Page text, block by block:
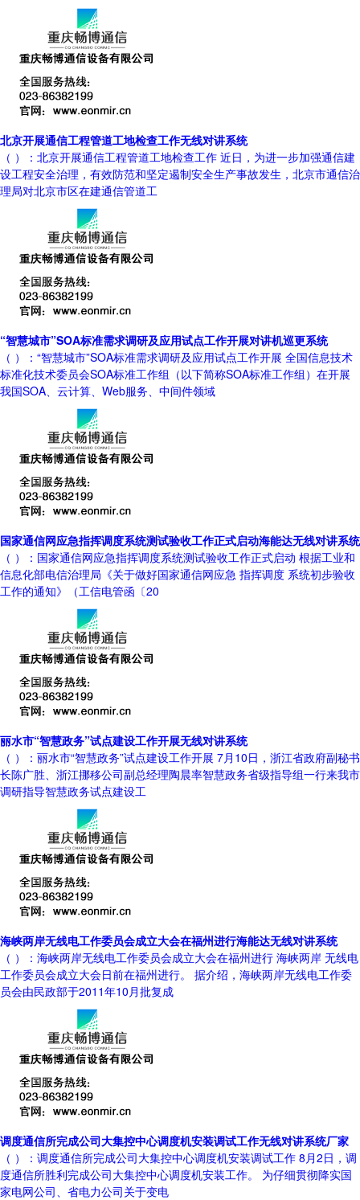
北京开展通信工程管道工地检查工作无线对讲系统
（ ）：北京开展通信工程管道工地检查工作 近日，为进一步加强通信建
设工程安全治理，有效防范和坚定遏制安全生产事故发生，北京市通信治
理局对北京市区在建通信管道工
“智慧城市”SOA标准需求调研及应用试点工作开展对讲机巡更系统
（ ）：“智慧城市”SOA标准需求调研及应用试点工作开展 全国信息技术
标准化技术委员会SOA标准工作组（以下简称SOA标准工作组）在开展
我国SOA、云计算、Web服务、中间件领域
国家通信网应急指挥调度系统测试验收工作正式启动海能达无线对讲系统
（ ）：国家通信网应急指挥调度系统测试验收工作正式启动 根据工业和
信息化部电信治理局《关于做好国家通信网应急 指挥调度 系统初步验收
工作的通知》（工信电管函〔20
丽水市“智慧政务”试点建设工作开展无线对讲系统
（ ）：丽水市“智慧政务”试点建设工作开展 7月10日，浙江省政府副秘书
长陈广胜、浙江挪移公司副总经理陶晨率智慧政务省级指导组一行来我市
调研指导智慧政务试点建设工
海峡两岸无线电工作委员会成立大会在福州进行海能达无线对讲系统
（ ）：海峡两岸无线电工作委员会成立大会在福州进行 海峡两岸 无线电
工作委员会成立大会日前在福州进行。 据介绍，海峡两岸无线电工作委
员会由民政部于2011年10月批复成
调度通信所完成公司大集控中心调度机安装调试工作无线对讲系统厂家
（ ）：调度通信所完成公司大集控中心调度机安装调试工作 8月2日，调
度通信所胜利完成公司大集控中心调度机安装工作。 为仔细贯彻降实国
家电网公司、省电力公司关于变电